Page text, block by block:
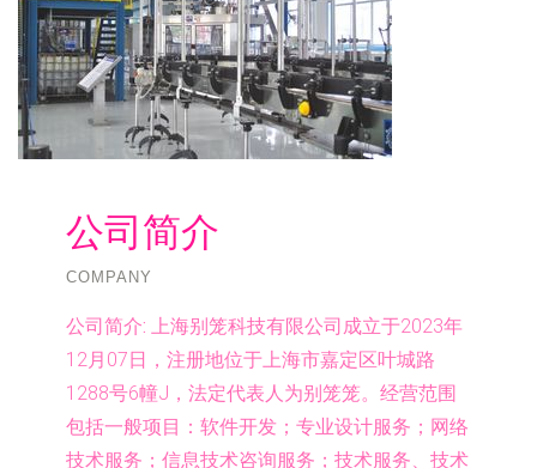
公司简介
COMPANY
公司简介: 上海别笼科技有限公司成立于2023年
12月07日，注册地位于上海市嘉定区叶城路
1288号6幢J，法定代表人为别笼笼。经营范围
包括一般项目：软件开发；专业设计服务；网络
技术服务；信息技术咨询服务；技术服务、技术